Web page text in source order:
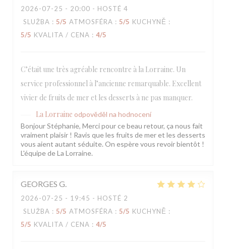
2026-07-25 - 20:00 - HOSTÉ 4
SLUŽBA : 5/5 ATMOSFÉRA : 5/5 KUCHYNĚ :
5/5 KVALITA / CENA : 4/5
C’était une très agréable rencontre à la Lorraine. Un
service professionnel à l’ancienne remarquable. Excellent
vivier de fruits de mer et les desserts à ne pas manquer.
La Lorraine odpověděl na hodnocení
Bonjour Stéphanie, Merci pour ce beau retour, ça nous fait
vraiment plaisir ! Ravis que les fruits de mer et les desserts
vous aient autant séduite. On espère vous revoir bientôt !
L'équipe de La Lorraine.
GEORGES G
2026-07-25 - 19:45 - HOSTÉ 2
SLUŽBA : 5/5 ATMOSFÉRA : 5/5 KUCHYNĚ :
5/5 KVALITA / CENA : 4/5